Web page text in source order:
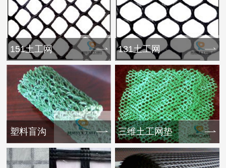
151土工网 131土工网
塑料盲沟 三维土工网垫